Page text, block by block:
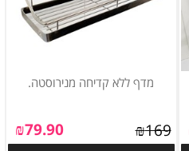
מדף ללא קדיחה מנירוסטה.
₪169
₪79.90